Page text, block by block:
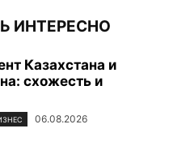
ИНТЕРЕСНО
Казахстана и
схожесть и
06.08.2026